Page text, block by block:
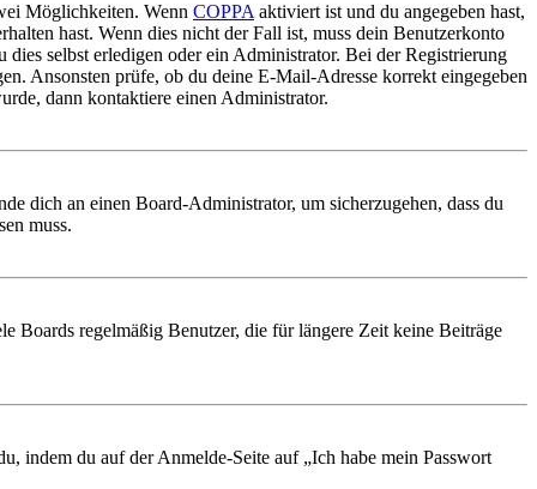
Möglichkeiten. Wenn COPPA aktiviert ist und du angegeben hast,
hast. Wenn dies nicht der Fall ist, muss dein Benutzerkonto
selbst erledigen oder ein Administrator. Bei der Registrierung
Ansonsten prüfe, ob du deine E-Mail-Adresse korrekt eingegeben
dann kontaktiere einen Administrator.
dich an einen Board-Administrator, um sicherzugehen, dass du
muss.
Boards regelmäßig Benutzer, die für längere Zeit keine Beiträge
indem du auf der Anmelde-Seite auf „Ich habe mein Passwort